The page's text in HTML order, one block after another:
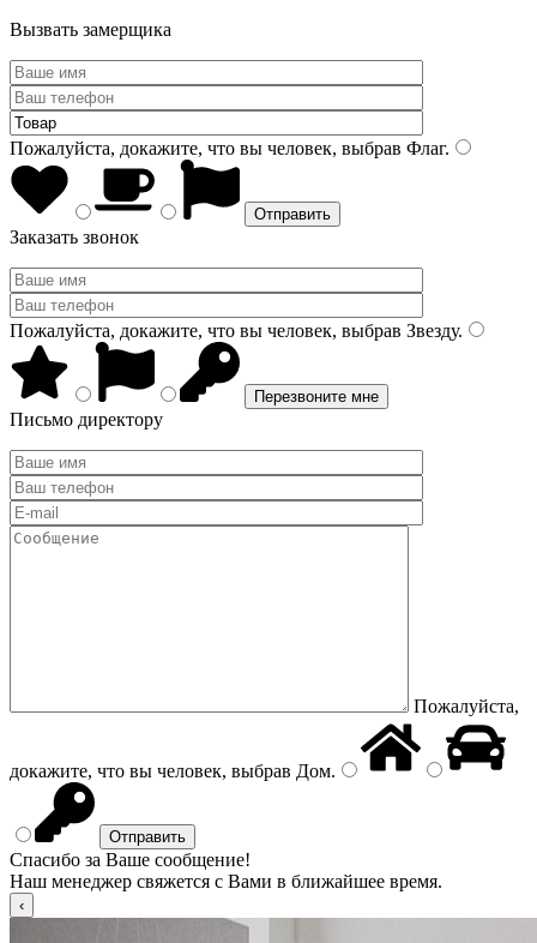
Вызвать замерщика
Пожалуйста, докажите, что вы человек, выбрав Флаг.
Заказать звонок
Пожалуйста, докажите, что вы человек, выбрав Звезду.
Письмо директору
Пожалуйста,
докажите, что вы человек, выбрав Дом.
Спасибо за Ваше сообщение!
Наш менеджер свяжется с Вами в ближайшее время.